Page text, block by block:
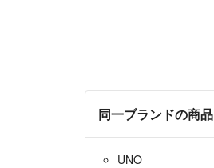
同一ブランドの商品
UNO